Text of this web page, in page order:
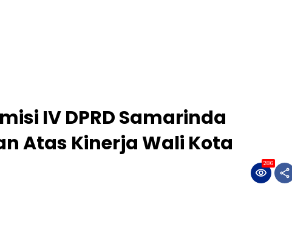
IV DPRD Samarinda
Atas Kinerja Wali Kota
286